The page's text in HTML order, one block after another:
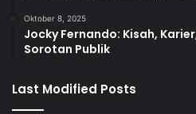
Oktober 8, 2025
Jocky Fernando: Kisah,
Sorotan Publik
Last Modified Posts